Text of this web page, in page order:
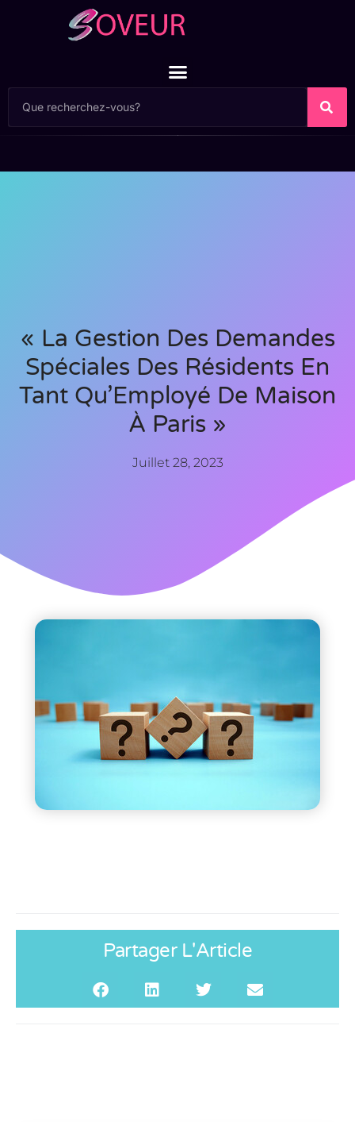
« La Gestion Des Demandes
Spéciales Des Résidents En
Tant Qu’Employé De Maison
À Paris »
Juillet 28, 2023
Partager L'Article